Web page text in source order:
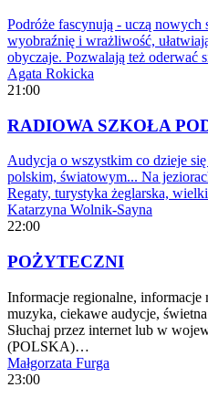
Podróże fascynują - uczą
wyobraźnię i wrażliwość,
obyczaje. Pozwalają też oderwać
Agata Rokicka
21:00
RADIOWA SZKOŁA
Audycja o wszystkim co dzieje
polskim, światowym... Na
Regaty, turystyka żeglarska,
Katarzyna Wolnik-Sayna
22:00
POŻYTECZNI
Informacje regionalne, informacje
muzyka, ciekawe audycje,
Słuchaj przez internet lub w
(POLSKA)…
Małgorzata Furga
23:00